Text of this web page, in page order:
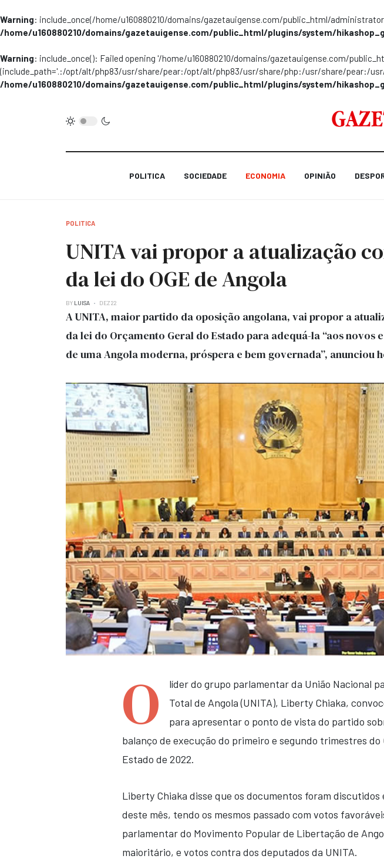
Warning: include_once(/home/u160880210/domains/gazetauigense.com/public_html/
/home/u160880210/domains/gazetauigense.com/public_html/plugins/system/
Warning: include_once(): Failed opening '/home/u160880210/domains/gazetauigense.com/
(include_path='.:/opt/alt/php83/usr/share/pear:/opt/alt/php83/usr/share/php:/usr/share/pear:/
/home/u160880210/domains/gazetauigense.com/public_html/plugins/system/
POLITICA SOCIEDADE ECONOMIA OPINIÃO
POLITICA
UNITA vai propor a atualização
da lei do OGE de Angola
BY LUISA DEZ 22
A UNITA, maior partido da oposição angolana, vai propor a
da lei do Orçamento Geral do Estado para adequá-la “aos novos
de uma Angola moderna, próspera e bem governada”, anunciou
O
líder do grupo parlamentar da União Nacional
Total de Angola (UNITA), Liberty Chiaka,
para apresentar o ponto de vista do partido
balanço de execução do primeiro e segundo trimestres do
Estado de 2022.
Liberty Chiaka disse que os documentos foram discutidos
deste mês, tendo os mesmos passado com votos
parlamentar do Movimento Popular de Libertação de
maioritário, e votos contra dos deputados da UNITA.